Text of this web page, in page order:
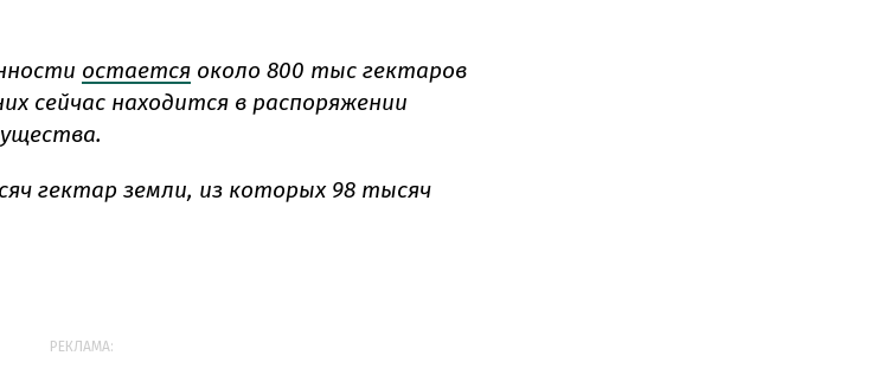
остается около 800 тыс гектаров
сейчас находится в распоряжении
гектар земли, из которых 98 тысяч
РЕКЛАМА: